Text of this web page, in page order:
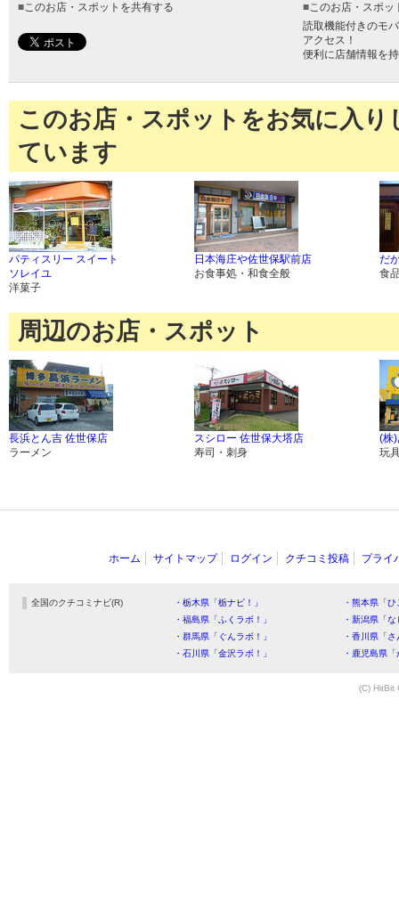
■このお店・スポットを共有する ■このお店・スポッ
読取機能付きのモ
アクセス！
便利に店舗情報を
このお店・スポットをお気に入
ています
パティスリー スイート
ソレイユ
洋菓子
日本海庄や佐世保駅前店
お食事処・和食全般
だ
食
周辺のお店・スポット
長浜とん吉 佐世保店
ラーメン
スシロー 佐世保大塔店
寿司・刺身
(株
玩
ホーム サイトマップ ログイン クチコミ投稿 プライ
全国のクチコミナビ(R) ・栃木県「栃ナビ！」
・熊本県「
・福島県「ふくラボ！」
・新潟県「
・群馬県「ぐんラボ！」
・香川県「
・石川県「金沢ラボ！」
・鹿児島県
(C) HitBit